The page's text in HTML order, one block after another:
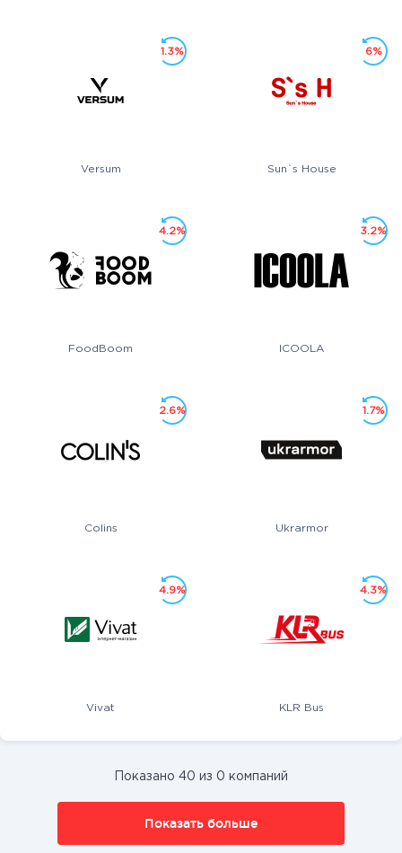
Versum
1.3%
Sun`s House
6%
FoodBoom
4.2%
ICOOLA
3.2%
Colins
2.6%
Ukrarmor
1.7%
Vivat
4.9%
KLR Bus
4.3%
Показано 40 из 0 компаний
Показать больше